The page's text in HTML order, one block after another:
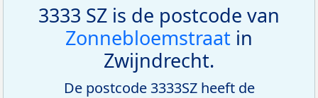
3333 SZ is de postcode van
Zonnebloemstraat in
Zwijndrecht.
De postcode 3333SZ heeft de